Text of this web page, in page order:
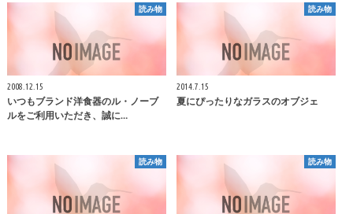
読み物
2008.12.15
いつもブランド洋食器のル・ノーブ
ルをご利用いただき、誠に…
読み物
2014.7.15
夏にぴったりなガラスのオブジェ
読み物 読み物